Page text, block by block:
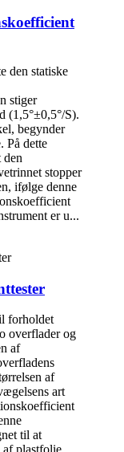
den statiske
stiger
(1,5°±0,5°/S).
begynder
På dette
den
stopper
ifølge denne
er u...
forholdet
overflader og
af
af
art
til at